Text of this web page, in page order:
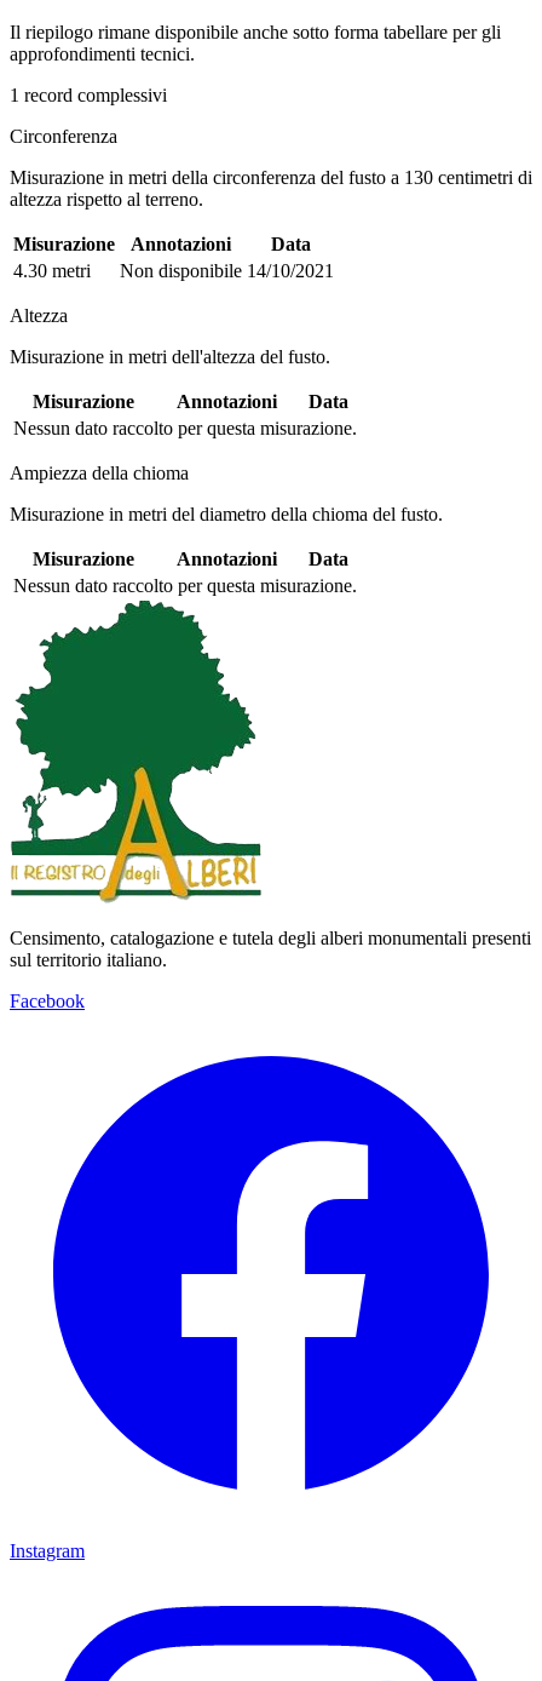
Il riepilogo rimane disponibile anche sotto forma tabellare per gli
approfondimenti tecnici.
1 record complessivi
Circonferenza
Misurazione in metri della circonferenza del fusto a 130 centimetri di
altezza rispetto al terreno.
Misurazione Annotazioni
Data
4.30 metri
Non disponibile 14/10/2021
Altezza
Misurazione in metri dell'altezza del fusto.
Misurazione Annotazioni
Data
Nessun dato raccolto per questa misurazione.
Ampiezza della chioma
Misurazione in metri del diametro della chioma del fusto.
Misurazione Annotazioni
Data
Nessun dato raccolto per questa misurazione.
Censimento, catalogazione e tutela degli alberi monumentali presenti
sul territorio italiano.
Facebook
Instagram